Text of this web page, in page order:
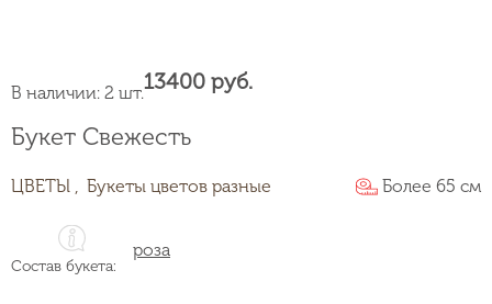
Букет Свежесть
ЦВЕТЫ , Букеты цветов разные Более 65 см
Состав букета:
роза
В наличии: 2 шт.13400 руб.